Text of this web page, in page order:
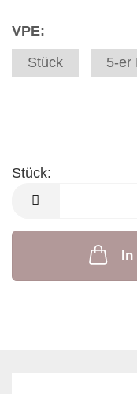
VPE:
Stück
5-er
Stück:
Stück
In